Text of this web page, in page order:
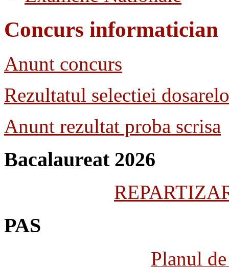
Concurs informatician
Anunt concurs
Rezultatul selectiei
Anunt rezultat proba scrisa
Bacalaureat 2026
PAS
Planul